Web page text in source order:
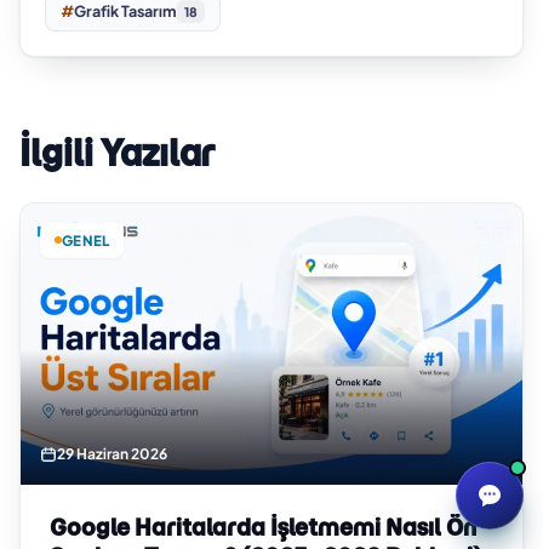
#Grafik Tasarım 18
İlgili Yazılar
GENEL
29 Haziran 2026
Google Haritalarda İşletmemi Nasıl Ön